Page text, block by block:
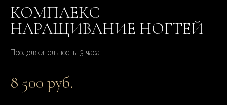
КОМПЛЕКС
НАРАЩИВАНИЕ НОГТЕЙ
Продолжительность: 3 часа
8 500 руб.